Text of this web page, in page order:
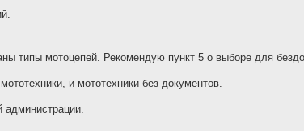
типы мотоцепей. Рекомендую пункт 5 о выборе для
и мототехники без документов.
администрации.